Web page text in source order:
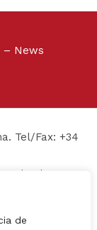
de
– News
Tel/Fax: +34